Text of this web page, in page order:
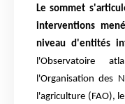
Le sommet
interventions
niveau d'entités
l'Observatoire
l'Organisation des
l'agriculture (FAO),